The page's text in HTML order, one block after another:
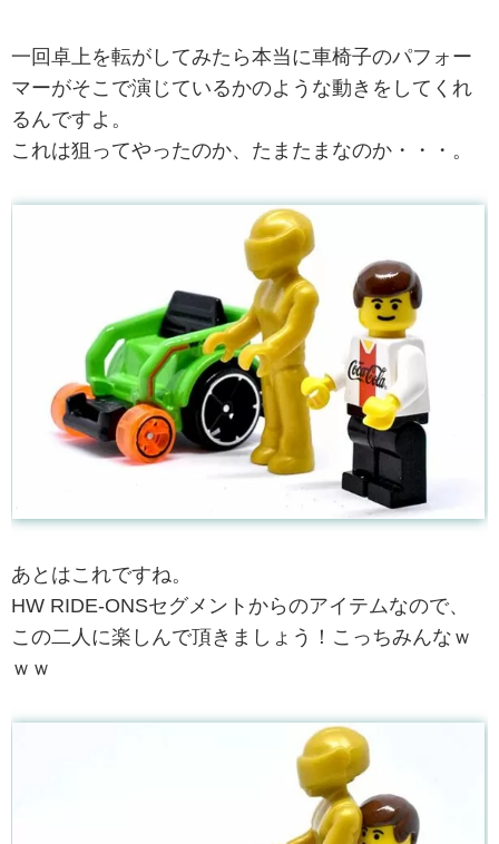
一回卓上を転がしてみたら本当に車椅子のパフォー
マーがそこで演じているかのような動きをしてくれ
るんですよ。
これは狙ってやったのか、たまたまなのか・・・。
あとはこれですね。
HW RIDE-ONSセグメントからのアイテムなので、
この二人に楽しんで頂きましょう！こっちみんなｗ
ｗｗ